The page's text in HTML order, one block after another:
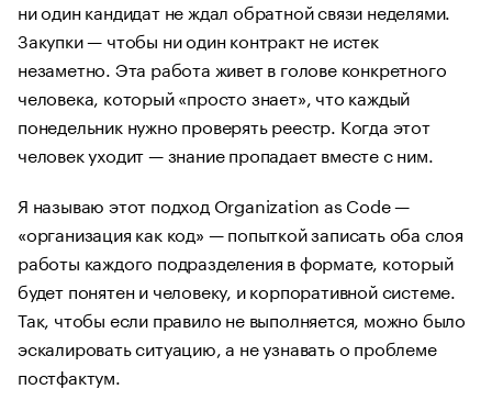
ни один кандидат не ждал обратной связи неделями.
Закупки — чтобы ни один контракт не истек
незаметно. Эта работа живет в голове конкретного
человека, который «просто знает», что каждый
понедельник нужно проверять реестр. Когда этот
человек уходит — знание пропадает вместе с ним.
Я называю этот подход Organization as Code —
«организация как код» — попыткой записать оба слоя
работы каждого подразделения в формате, который
будет понятен и человеку, и корпоративной системе.
Так, чтобы если правило не выполняется, можно было
эскалировать ситуацию, а не узнавать о проблеме
постфактум.